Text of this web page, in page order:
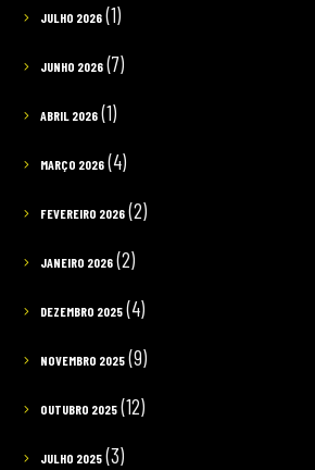
JULHO 2026(1)
JUNHO 2026(7)
ABRIL 2026(1)
MARÇO 2026(4)
FEVEREIRO 2026(2)
JANEIRO 2026(2)
DEZEMBRO 2025(4)
NOVEMBRO 2025(9)
OUTUBRO 2025(12)
JULHO 2025(3)